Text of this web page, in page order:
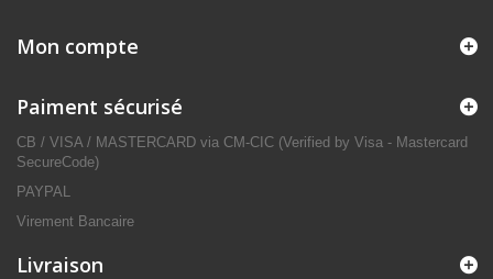
Mon compte
Paiment sécurisé
CB / VISA / MASTERCARD via CM-CIC (Verified by Visa - Mastercard
SecureCode)
PAYPAL
Virement Bancaire
Livraison